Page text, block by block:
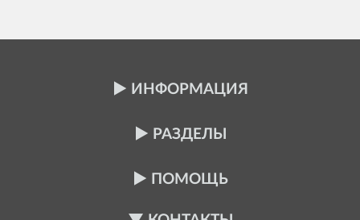
ИНФОРМАЦИЯ
РАЗДЕЛЫ
ПОМОЩЬ